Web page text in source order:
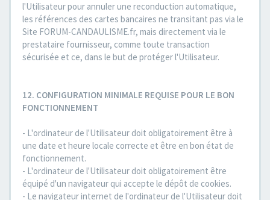
l'Utilisateur pour annuler une reconduction automatique,
les références des cartes bancaires ne transitant pas via le
Site FORUM-CANDAULISME.fr, mais directement via le
prestataire fournisseur, comme toute transaction
sécurisée et ce, dans le but de protéger l'Utilisateur.
12. CONFIGURATION MINIMALE REQUISE POUR LE BON
FONCTIONNEMENT
- L'ordinateur de l'Utilisateur doit obligatoirement être à
une date et heure locale correcte et être en bon état de
fonctionnement.
- L'ordinateur de l'Utilisateur doit obligatoirement être
équipé d'un navigateur qui accepte le dépôt de cookies.
- Le navigateur internet de l'ordinateur de l'Utilisateur doit